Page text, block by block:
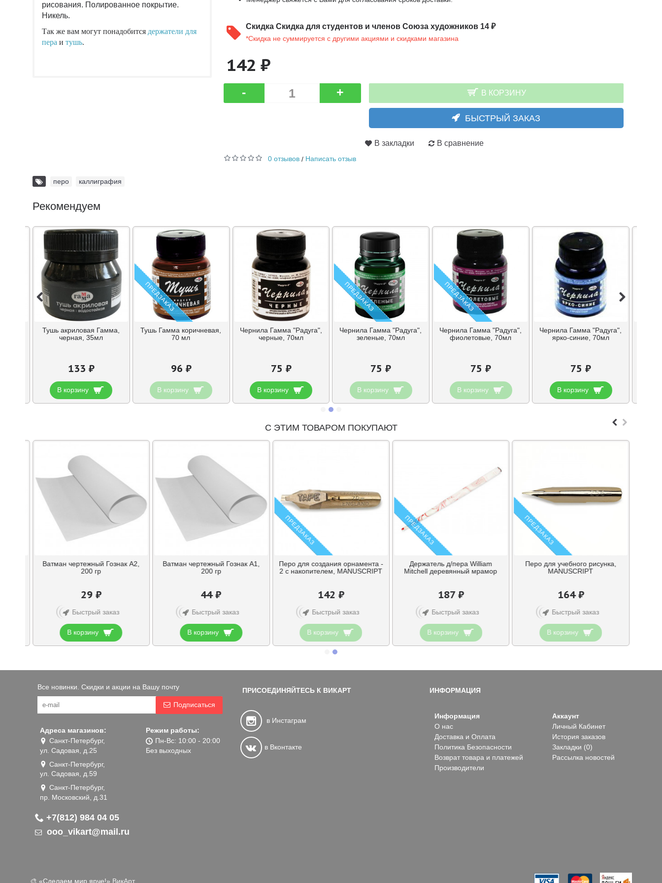
рисования. Полированное покрытие.
Никель.
Так же вам могут понадобится держатели для
пера и тушь.
Скидка Скидка для студентов и членов Союза художников 14 ₽
*Скидка не суммируется с другими акциями и скидками магазина
142 ₽
- + В КОРЗИНУ
БЫСТРЫЙ ЗАКАЗ
В закладки В сравнение
0 отзывов/ Написать отзыв
перо каллиграфия
Рекомендуем
Тушь акриловая Гамма,
черная, 35мл
133 ₽
В корзину
ПРЕДЗАКАЗ
Тушь Гамма коричневая,
70 мл
96 ₽
В корзину
Чернила Гамма "Радуга",
черные, 70мл
75 ₽
В корзину
ПРЕДЗАКАЗ
Чернила Гамма "Радуга",
зеленые, 70мл
75 ₽
В корзину
ПРЕДЗАКАЗ
Чернила Гамма "Радуга",
фиолетовые, 70мл
75 ₽
В корзину
Чернила Гамма "Радуга",
ярко-синие, 70мл
75 ₽
В корзину
С ЭТИМ ТОВАРОМ ПОКУПАЮТ
Ватман чертежный Гознак А2,
200 гр
29 ₽
Быстрый заказ
В корзину
Ватман чертежный Гознак А1,
200 гр
44 ₽
Быстрый заказ
В корзину
ПРЕДЗАКАЗ
Перо для создания орнамента -
2 с накопителем, MANUSCRIPT
142 ₽
Быстрый заказ
В корзину
ПРЕДЗАКАЗ
Держатель д/пера William
Mitchell деревянный мрамор
187 ₽
Быстрый заказ
В корзину
ПРЕДЗАКАЗ
Перо для учебного рисунка,
MANUSCRIPT
164 ₽
Быстрый заказ
В корзину
Все новинки. Скидки и акции на Вашу почту
Подписаться
Адреса магазинов:
Санкт-Петербург,
ул. Садовая, д.25
Санкт-Петербург,
ул. Садовая, д.59
Санкт-Петербург,
пр. Московский, д.31
Режим работы:
Пн-Вс: 10:00 - 20:00
Без выходных
+7(812) 984 04 05
ooo_vikart@mail.ru
ПРИСОЕДИНЯЙТЕСЬ К ВИКАРТ
в Инстаграм
в Вконтакте
ИНФОРМАЦИЯ
Информация
О нас
Доставка и Оплата
Политика Безопасности
Возврат товара и платежей
Производители
Аккаунт
Личный Кабинет
История заказов
Закладки (0)
Рассылка новостей
🎨 «‎Сделаем мир ярче!» ВикАрт